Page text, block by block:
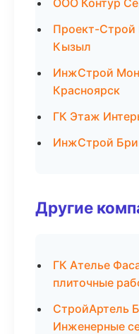
ООО Контур
Проект-Строй
Кызыл
ИнжСтрой
Красноярск
ГК Этаж
ИнжСтрой
Другие
ГК Ателье
плиточные
СтройАртель
Инженерные